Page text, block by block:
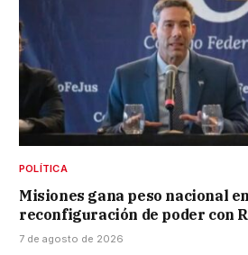
POLÍTICA
Misiones gana peso nacional
reconfiguración de poder con
7 de agosto de 2026